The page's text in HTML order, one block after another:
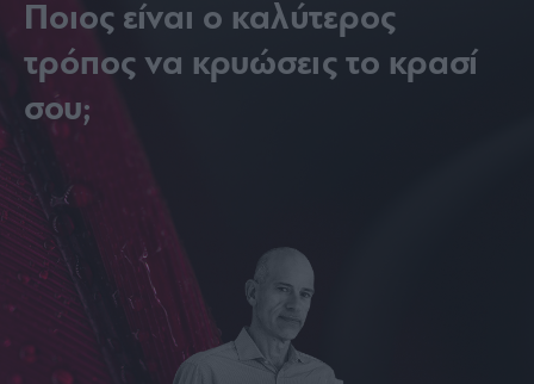
Ποιος είναι ο καλύτερος
τρόπος να κρυώσεις το κρασί
σου;